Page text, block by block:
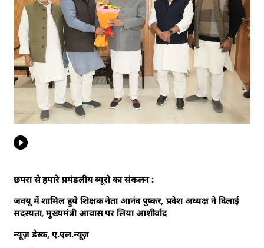
छपरा से हमारे प्रमंडलीय ब्यूरो का संकलन :
जदयू में शामिल हुये शिक्षक नेता आनंद पुष्कर, प्रदेश अध्यक्ष ने दिलाई
सदस्यता, मुख्यमंत्री आवास पर लिया आशीर्वाद
न्यूज़ डेस्क, ए.एल.न्यूज़